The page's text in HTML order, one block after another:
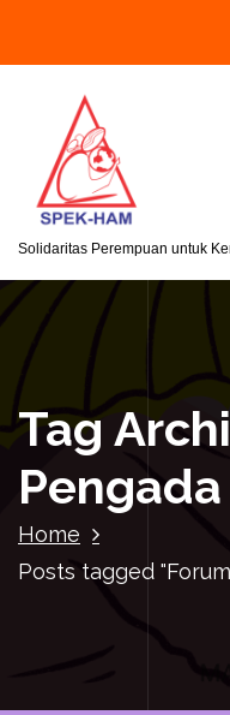
i
Solidaritas Perempuan untuk
Tag
Home
Posts tagged